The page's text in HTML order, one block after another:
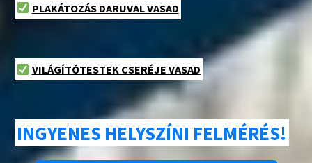
PLAKÁTOZÁS DARUVAL VASAD
VILÁGÍTÓTESTEK CSERÉJE VASAD
INGYENES HELYSZÍNI FELMÉRÉS!